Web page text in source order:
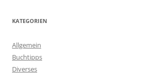
KATEGORIEN
Allgemein
Buchtipps
Diverses